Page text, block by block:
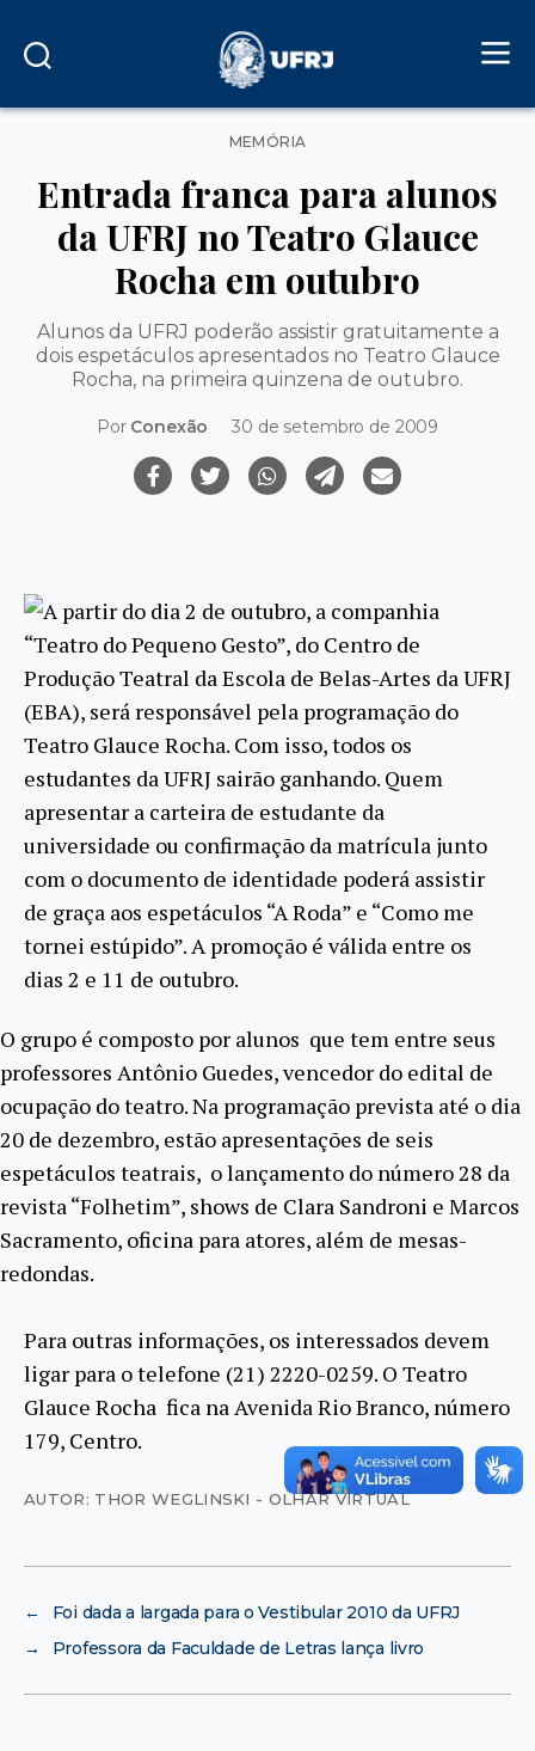
Categorias
MEMÓRIA
Entrada franca para alunos
da UFRJ no Teatro Glauce
Rocha em outubro
Alunos da UFRJ poderão assistir gratuitamente a
dois espetáculos apresentados no Teatro Glauce
Rocha, na primeira quinzena de outubro.
Por Conexão 30 de setembro de 2009
A partir do dia 2 de outubro, a companhia
“Teatro do Pequeno Gesto”, do Centro de
Produção Teatral da Escola de Belas-Artes da UFRJ
(EBA), será responsável pela programação do
Teatro Glauce Rocha. Com isso, todos os
estudantes da UFRJ sairão ganhando. Quem
apresentar a carteira de estudante da
universidade ou confirmação da matrícula junto
com o documento de identidade poderá assistir
de graça aos espetáculos “A Roda” e “Como me
tornei estúpido”. A promoção é válida entre os
dias 2 e 11 de outubro.
O grupo é composto por alunos que tem entre seus
professores Antônio Guedes, vencedor do edital de
ocupação do teatro.Na programação prevista até o dia
20 de dezembro, estão apresentações de seis
espetáculos teatrais, o lançamento do número 28 da
revista “Folhetim”, shows de Clara Sandroni e Marcos
Sacramento, oficina para atores, além de mesas-
redondas.
Para outras informações, os interessados devem
ligar para o telefone (21) 2220-0259. O Teatro
Glauce Rocha fica na Avenida Rio Branco, número
179, Centro.
AUTOR: THOR WEGLINSKI - OLHAR VIRTUAL
←
Foi dada a largada para o Vestibular 2010 da UFRJ
→
Professora da Faculdade de Letras lança livro